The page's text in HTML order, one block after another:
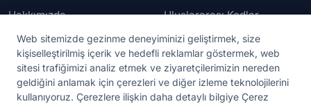
Web sitemizde gezinme deneyiminizi geliştirmek, size
kişiselleştirilmiş içerik ve hedefli reklamlar göstermek, web
sitesi trafiğimizi analiz etmek ve ziyaretçilerimizin nereden
geldiğini anlamak için çerezleri ve diğer izleme teknolojilerini
kullanıyoruz. Çerezlere ilişkin daha detaylı bilgiye Çerez
Hakkımızda
İletişim
Uluslararası Kodlar
Güvenilir Numaralar
YASAL KORUMA
Kullanım Koşulları